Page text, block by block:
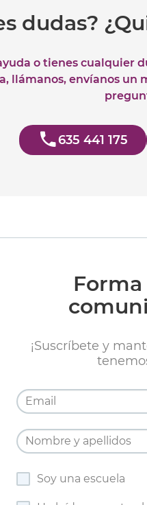
dudas?
o tienes cualquier
llámanos, envíanos un
635 441 175
¡Suscríbete y
Soy una escuela